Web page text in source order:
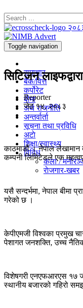
Toggle navigation
समाचार
बैंक/वित्त
कर्पोरेट
बीमा
अर्थ राजनीति
अन्तर्वार्ता
सूचना तथा प्रविधि
अटाे
शिक्षा/स्वास्थ्य
विविध
कला /
राेजगार-खबर
सिटिजन
Reporter
जेठ १४, २०८३
काठमाडौं । नेपाल लेखामान
कम्पनी लिमिटेडले एक
यसै सन्दर्भमा, नेपाल बीमा
गरेको छ ।
केपीएमजी विश्वका प्रमुख
पेशागत जनशक्ति, उच्च
विशेषगरी एनएफआरएस १७
स्थानीय बजारको गहिरो